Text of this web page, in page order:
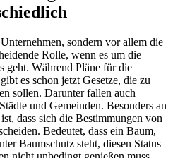
sondern vor allem die
Rolle, wenn es um die
geht. Während Pläne für die
es schon jetzt Gesetze, die zu
sollen. Darunter fallen auch
und Gemeinden. Besonders an
dass sich die Bestimmungen von
Bedeutet, dass ein Baum,
Baumschutz steht, diesen Status